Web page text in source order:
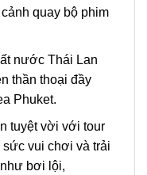
quay bộ phim
nước Thái Lan
thần thoại đầy
Phuket.
tuyệt vời với tour
sức vui chơi và trải
bơi lội,